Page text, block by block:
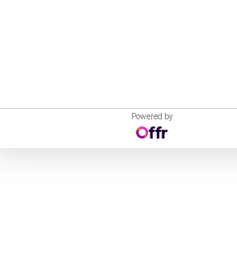
Powered by